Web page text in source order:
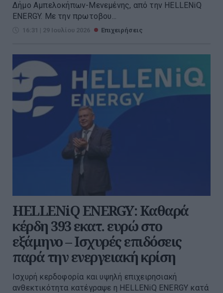
Δήμο Αμπελοκήπων-Μενεμένης, από την HELLENiQ
ENERGY. Με την πρωτοβου...
16:31 | 29 Ιουλίου 2026 Επιχειρήσεις
HELLENiQ ENERGY: Καθαρά
κέρδη 393 εκατ. ευρώ στο
εξάμηνο – Ισχυρές επιδόσεις
παρά την ενεργειακή κρίση
Ισχυρή κερδοφορία και υψηλή επιχειρησιακή
ανθεκτικότητα κατέγραψε η HELLENiQ ENERGY κατά